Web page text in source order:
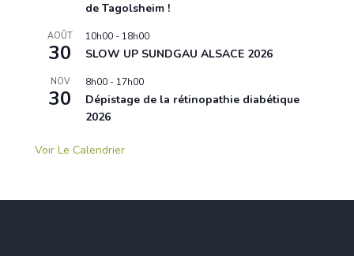
de Tagolsheim !
AOÛT
30
10h00 - 18h00
SLOW UP SUNDGAU ALSACE 2026
NOV
30
8h00 - 17h00
Dépistage de la rétinopathie diabétique
2026
Voir Le Calendrier